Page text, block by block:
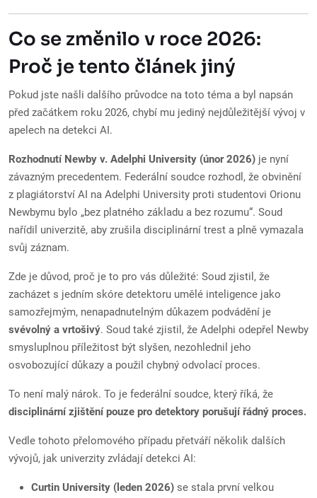
Co se změnilo v roce 2026:
Proč je tento článek jiný
Pokud jste našli dalšího průvodce na toto téma a byl napsán
před začátkem roku 2026, chybí mu jediný nejdůležitější vývoj v
apelech na detekci AI.
Rozhodnutí Newby v. Adelphi University (únor 2026) je nyní
závazným precedentem. Federální soudce rozhodl, že obvinění
z plagiátorství AI na Adelphi University proti studentovi Orionu
Newbymu bylo „bez platného základu a bez rozumu“. Soud
nařídil univerzitě, aby zrušila disciplinární trest a plně vymazala
svůj záznam.
Zde je důvod, proč je to pro vás důležité: Soud zjistil, že
zacházet s jedním skóre detektoru umělé inteligence jako
samozřejmým, nenapadnutelným důkazem podvádění je
svévolný a vrtošivý. Soud také zjistil, že Adelphi odepřel Newby
smysluplnou příležitost být slyšen, nezohlednil jeho
osvobozující důkazy a použil chybný odvolací proces.
To není malý nárok. To je federální soudce, který říká, že
disciplinární zjištění pouze pro detektory porušují řádný proces.
Vedle tohoto přelomového případu přetváří několik dalších
vývojů, jak univerzity zvládají detekci AI:
Curtin University (leden 2026) se stala první velkou